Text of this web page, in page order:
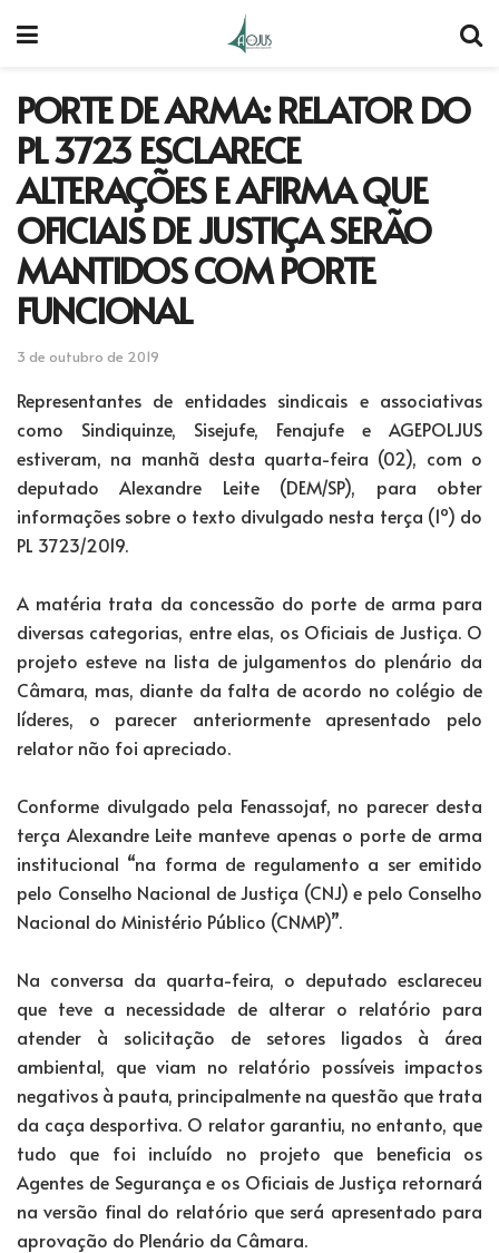
PORTE DE ARMA: RELATOR DO
PL 3723 ESCLARECE
ALTERAÇÕES E AFIRMA QUE
OFICIAIS DE JUSTIÇA SERÃO
MANTIDOS COM PORTE
FUNCIONAL
3 de outubro de 2019
Representantes de entidades sindicais e associativas
como Sindiquinze, Sisejufe, Fenajufe e AGEPOLJUS
estiveram, na manhã desta quarta-feira (02), com o
deputado Alexandre Leite (DEM/SP), para obter
informações sobre o texto divulgado nesta terça (1º) do
PL 3723/2019.
A matéria trata da concessão do porte de arma para
diversas categorias, entre elas, os Oficiais de Justiça. O
projeto esteve na lista de julgamentos do plenário da
Câmara, mas, diante da falta de acordo no colégio de
líderes, o parecer anteriormente apresentado pelo
relator não foi apreciado.
Conforme divulgado pela Fenassojaf, no parecer desta
terça Alexandre Leite manteve apenas o porte de arma
institucional “na forma de regulamento a ser emitido
pelo Conselho Nacional de Justiça (CNJ) e pelo Conselho
Nacional do Ministério Público (CNMP)”.
Na conversa da quarta-feira, o deputado esclareceu
que teve a necessidade de alterar o relatório para
atender à solicitação de setores ligados à área
ambiental, que viam no relatório possíveis impactos
negativos à pauta, principalmente na questão que trata
da caça desportiva. O relator garantiu, no entanto, que
tudo que foi incluído no projeto que beneficia os
Agentes de Segurança e os Oficiais de Justiça retornará
na versão final do relatório que será apresentado para
aprovação do Plenário da Câmara.